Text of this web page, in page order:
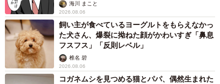
海川 まこと
2026.08.06
飼い主が食べているヨーグルトをもらえなかっ
た犬さん、爆裂に拗ねた顔がかわいすぎ「鼻息
フスフス」「反則レベル」
椎名 碧
2026.08.06
コガネムシを見つめる猫とパパ、偶然生まれた